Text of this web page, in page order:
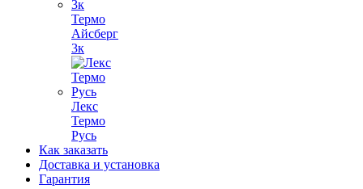
Термо
Айсберг
3к
Лекс
Термо
Русь
Как заказать
Доставка и установка
Гарантия